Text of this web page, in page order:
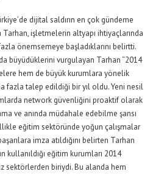
dijital saldırın en çok gündeme
işletmelerin altyapı ihtiyaçlarında
önemsemeye başladıklarını belirtti.
büyüdüklerini vurgulayan Tarhan “2014
hem de büyük kurumlara yönelik
fazla talep edildiği bir yıl oldu. Yeni nesil
network güvenliğini proaktif olarak
ve anında müdahale edebilme şansı
eğitim sektöründe yoğun çalışmalar
imza atıldığını belirten Tarhan
eğitim kurumları 2014
sektörlerden biriydi. Bu alanda hem